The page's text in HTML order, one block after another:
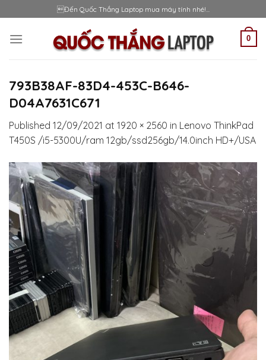
to
content
Đến Quốc Thắng Laptop mua máy tính nhé!...
0
793B38AF-83D4-453C-B646-
D04A7631C671
Published 12/09/2021 at 1920 × 2560 in Lenovo ThinkPad
T450S /i5-5300U/ram 12gb/ssd256gb/14.0inch HD+/USA